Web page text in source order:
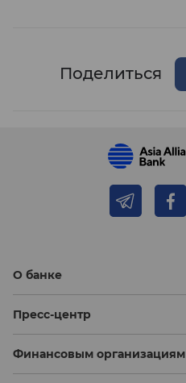
Поделиться
О банке
Пресс-центр
Финансовым организациям